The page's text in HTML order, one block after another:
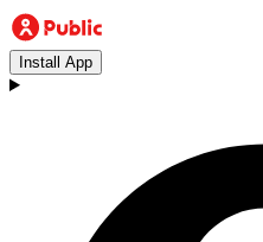
Install App